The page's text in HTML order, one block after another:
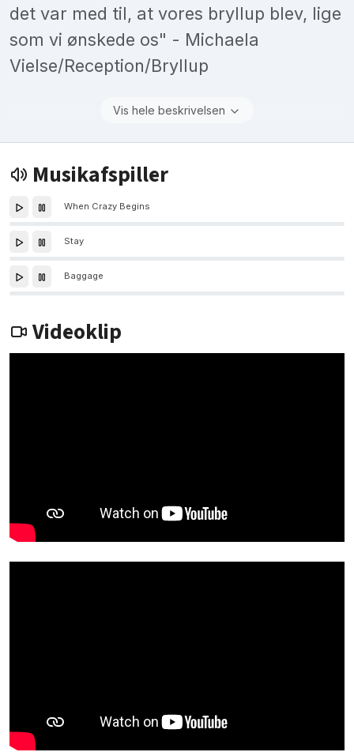
det var med til, at vores bryllup blev, lige
som vi ønskede os" - Michaela
Vielse/Reception/Bryllup
Vis hele beskrivelsen
Musikafspiller
When Crazy Begins
Stay
Baggage
Videoklip